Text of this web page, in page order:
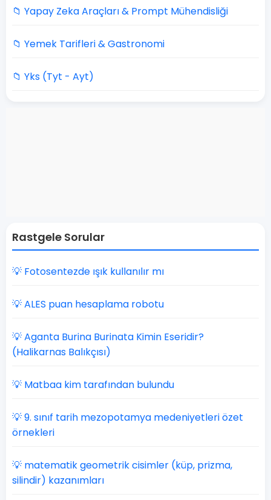
📁 Yapay Zeka Araçları & Prompt Mühendisliği
📁 Yemek Tarifleri & Gastronomi
📁 Yks (Tyt - Ayt)
Rastgele Sorular
💡 Fotosentezde ışık kullanılır mı
💡 ALES puan hesaplama robotu
💡 Aganta Burina Burinata Kimin Eseridir?
(Halikarnas Balıkçısı)
💡 Matbaa kim tarafından bulundu
💡 9. sınıf tarih mezopotamya medeniyetleri özet
örnekleri
💡 matematik geometrik cisimler (küp, prizma,
silindir) kazanımları